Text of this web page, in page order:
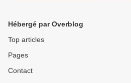
Hébergé par Overblog
Top articles
Pages
Contact